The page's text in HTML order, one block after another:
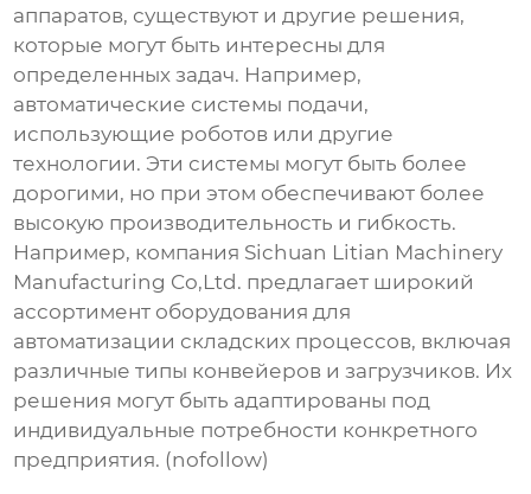
аппаратов, существуют и другие решения,
которые могут быть интересны для
определенных задач. Например,
автоматические системы подачи,
использующие роботов или другие
технологии. Эти системы могут быть более
дорогими, но при этом обеспечивают более
высокую производительность и гибкость.
Например, компания Sichuan Litian Machinery
Manufacturing Co,Ltd. предлагает широкий
ассортимент оборудования для
автоматизации складских процессов, включая
различные типы конвейеров и загрузчиков. Их
решения могут быть адаптированы под
индивидуальные потребности конкретного
предприятия. (nofollow)